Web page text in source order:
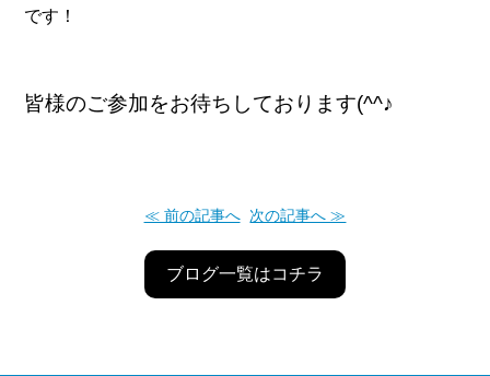
です！
皆様のご参加をお待ちしております(^^♪
≪ 前の記事へ 次の記事へ ≫
ブログ一覧はコチラ